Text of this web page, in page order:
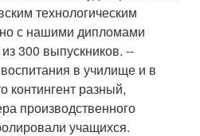
технологическим
с нашими дипломами
300 выпускников. --
в училище и в
контингент разный,
производственного
учащихся.